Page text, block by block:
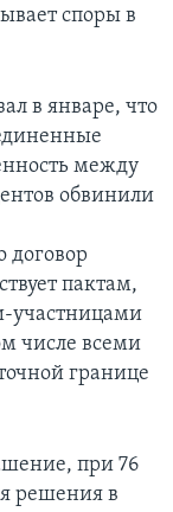
споры в
в январе, что
между
обвинили
договор
пактам,
участницами
числе всеми
границе
при 76
решения в